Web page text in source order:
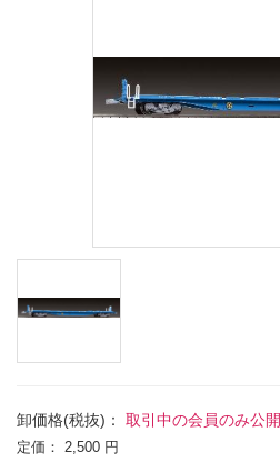
卸価格(税抜)： 取引中の会員のみ公開
定価： 2,500 円